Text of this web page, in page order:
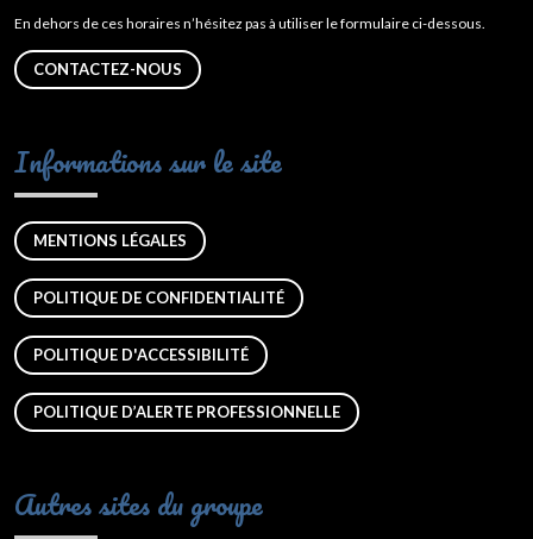
En dehors de ces horaires n’hésitez pas à utiliser le formulaire ci-dessous.
CONTACTEZ-NOUS
Informations sur le site
MENTIONS LÉGALES
POLITIQUE DE CONFIDENTIALITÉ
POLITIQUE D'ACCESSIBILITÉ
POLITIQUE D’ALERTE PROFESSIONNELLE
Autres sites du groupe